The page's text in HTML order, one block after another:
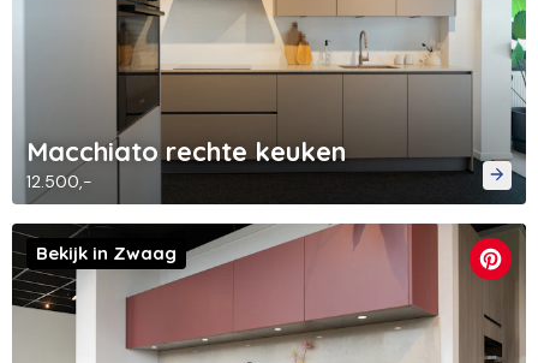
Macchiato rechte keuken
12.500,-
Bekijk in Zwaag